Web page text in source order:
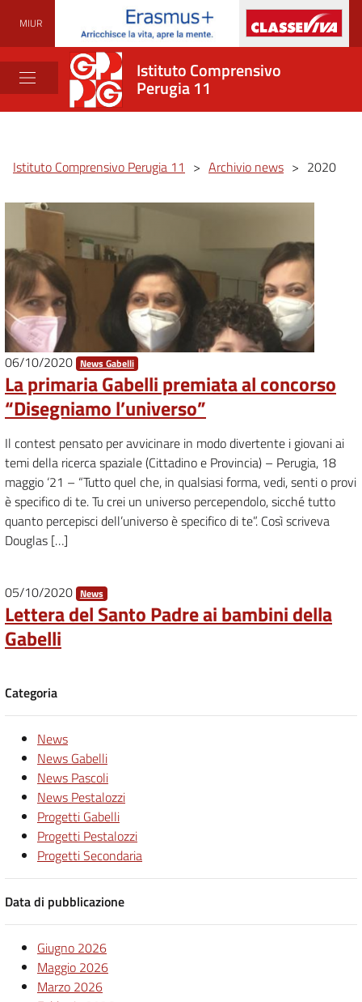
MIUR
Istituto Comprensivo
Perugia 11
Istituto Comprensivo Perugia 11 > Archivio news > 2020
06/10/2020 News Gabelli
La primaria Gabelli premiata al concorso
“Disegniamo l’universo”
Il contest pensato per avvicinare in modo divertente i giovani ai
temi della ricerca spaziale (Cittadino e Provincia) – Perugia, 18
maggio ‘21 – “Tutto quel che, in qualsiasi forma, vedi, senti o provi
è specifico di te. Tu crei un universo percependolo, sicché tutto
quanto percepisci dell’universo è specifico di te”. Così scriveva
Douglas […]
05/10/2020 News
Lettera del Santo Padre ai bambini della
Gabelli
Categoria
News
News Gabelli
News Pascoli
News Pestalozzi
Progetti Gabelli
Progetti Pestalozzi
Progetti Secondaria
Data di pubblicazione
Giugno 2026
Maggio 2026
Marzo 2026